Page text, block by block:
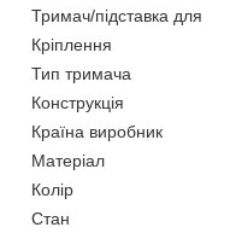
Тримач/підставка для
Кріплення
Тип тримача
Конструкція
Країна виробник
Матеріал
Колір
Стан